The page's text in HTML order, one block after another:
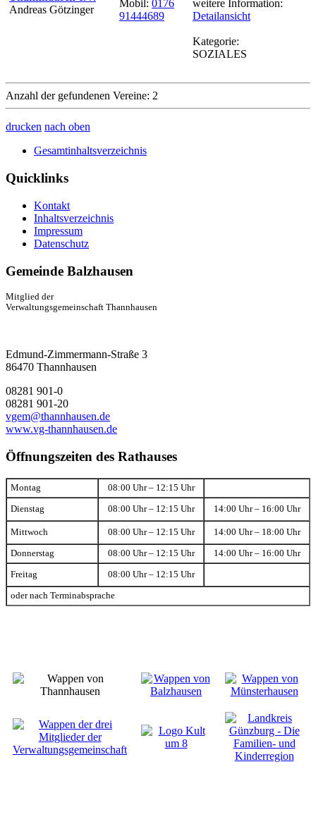
Andreas Götzinger
Mobil: 0176
91444689
weitere Information:
Detailansicht
Kategorie:
SOZIALES
Anzahl der gefundenen Vereine: 2
drucken nach oben
Gesamtinhaltsverzeichnis
Quicklinks
Kontakt
Inhaltsverzeichnis
Impressum
Datenschutz
Gemeinde Balzhausen
Mitglied der
Verwaltungsgemeinschaft Thannhausen
Edmund-Zimmermann-Straße 3
86470 Thannhausen
08281 901-0
08281 901-20
vgem@thannhausen.de
www.vg-thannhausen.de
Öffnungszeiten des Rathauses
Montag 08:00 Uhr – 12:15 Uhr
Dienstag 08:00 Uhr – 12:15 Uhr 14:00 Uhr – 16:00 Uhr
Mittwoch 08:00 Uhr – 12:15 Uhr 14:00 Uhr – 18:00 Uhr
Donnerstag 08:00 Uhr – 12:15 Uhr 14:00 Uhr – 16:00 Uhr
Freitag 08:00 Uhr – 12:15 Uhr
oder nach Terminabsprache